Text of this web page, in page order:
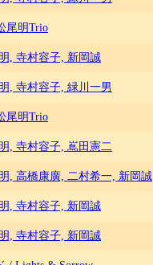
尾明Trio
, 寺村容子, 新岡誠
, 寺村容子, 緑川一男
尾明Trio
, 寺村容子, 嶌田憲二
, 高橋康廣, 二村希一, 新岡誠
, 寺村容子, 新岡誠
, 寺村容子, 新岡誠